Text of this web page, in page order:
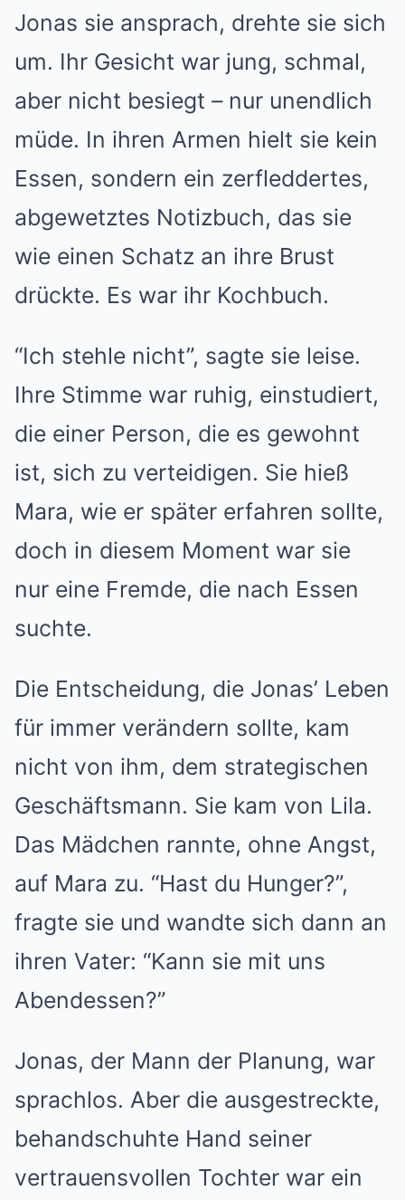
Jonas sie ansprach, drehte sie sich
um. Ihr Gesicht war jung, schmal,
aber nicht besiegt – nur unendlich
müde. In ihren Armen hielt sie kein
Essen, sondern ein zerfleddertes,
abgewetztes Notizbuch, das sie
wie einen Schatz an ihre Brust
drückte. Es war ihr Kochbuch.
“Ich stehle nicht”, sagte sie leise.
Ihre Stimme war ruhig, einstudiert,
die einer Person, die es gewohnt
ist, sich zu verteidigen. Sie hieß
Mara, wie er später erfahren sollte,
doch in diesem Moment war sie
nur eine Fremde, die nach Essen
suchte.
Die Entscheidung, die Jonas’ Leben
für immer verändern sollte, kam
nicht von ihm, dem strategischen
Geschäftsmann. Sie kam von Lila.
Das Mädchen rannte, ohne Angst,
auf Mara zu. “Hast du Hunger?”,
fragte sie und wandte sich dann an
ihren Vater: “Kann sie mit uns
Abendessen?”
Jonas, der Mann der Planung, war
sprachlos. Aber die ausgestreckte,
behandschuhte Hand seiner
vertrauensvollen Tochter war ein